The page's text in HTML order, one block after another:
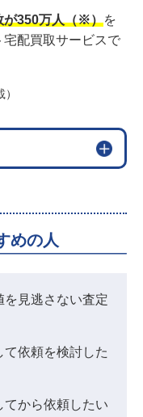
が350万人（※）を
配買取サービスで
めの人
を見逃さない査定
依頼を検討した
から依頼したい